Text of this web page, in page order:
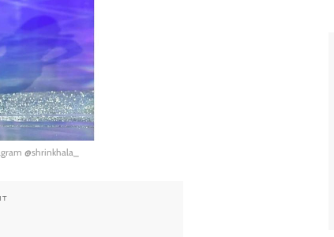
@shrinkhala_